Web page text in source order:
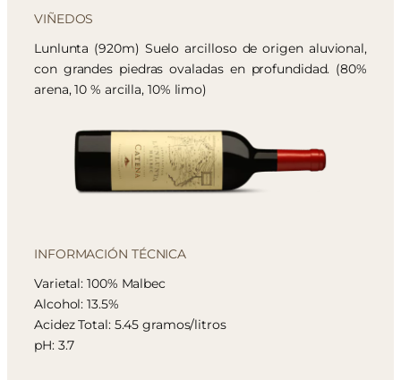
VIÑEDOS
Lunlunta (920m) Suelo arcilloso de origen aluvional,
con grandes piedras ovaladas en profundidad. (80%
arena, 10 % arcilla, 10% limo)
INFORMACIÓN TÉCNICA
Varietal: 100% Malbec
Alcohol: 13.5%
Acidez Total: 5.45 gramos/litros
pH: 3.7